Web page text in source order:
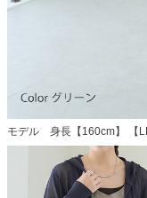
モデル 身長【160cm】 【